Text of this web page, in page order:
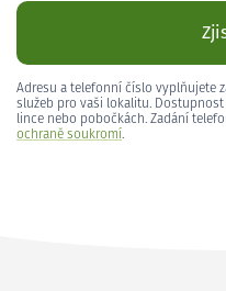
Adresu a telefonní číslo vyplňujete
služeb pro vaši lokalitu.
lince nebo pobočkách. Zadání
ochraně soukromí.